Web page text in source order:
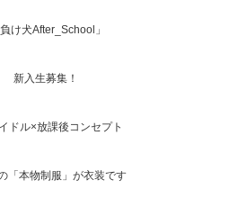
負け犬After_School 」
新入生募集！
ドル×放課後コンセプト
「本物制服」が衣装です